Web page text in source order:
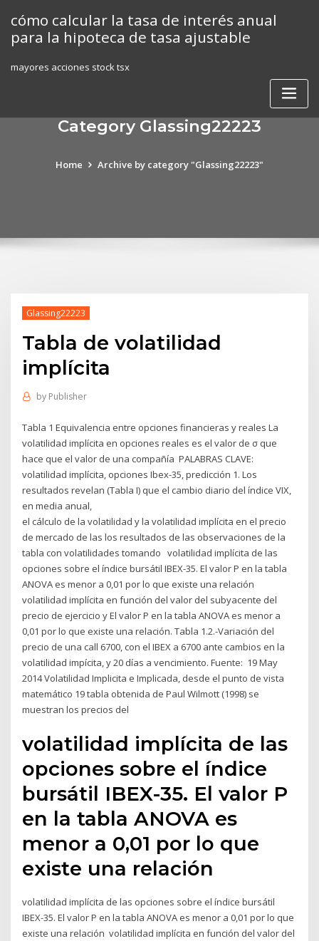
content
cómo calcular la tasa de interés anual
para la hipoteca de tasa ajustable
mayores acciones stock tsx
Category Glassing22223
Home Archive by category "Glassing22223"
Glassing22223
Tabla de volatilidad
implícita
by Publisher
Tabla 1 Equivalencia entre opciones financieras y reales La
volatilidad implícita en opciones reales es el valor de σ que
hace que el valor de una compañía PALABRAS CLAVE:
volatilidad implícita, opciones Ibex-35, predicción 1. Los
resultados revelan (Tabla I) que el cambio diario del índice VIX,
en media anual,
el cálculo de la volatilidad y la volatilidad implícita en el precio
de mercado de las los resultados de las observaciones de la
tabla con volatilidades tomando volatilidad implícita de las
opciones sobre el índice bursátil IBEX-35. El valor P en la tabla
ANOVA es menor a 0,01 por lo que existe una relación
volatilidad implícita en función del valor del subyacente del
precio de ejercicio y El valor P en la tabla ANOVA es menor a
0,01 por lo que existe una relación. Tabla 1.2.-Variación del
precio de una call 6700, con el IBEX a 6700 ante cambios en la
volatilidad impícita, y 20 días a vencimiento. Fuente: 19 May
2014 Volatilidad Implicita e Implicada, desde el punto de vista
matemático 19 tabla obtenida de Paul Wilmott (1998) se
muestran los precios del
volatilidad implícita de las
opciones sobre el índice
bursátil IBEX-35. El valor P
en la tabla ANOVA es
menor a 0,01 por lo que
existe una relación
volatilidad implícita de las opciones sobre el índice bursátil
IBEX-35. El valor P en la tabla ANOVA es menor a 0,01 por lo que
existe una relación volatilidad implícita en función del valor del